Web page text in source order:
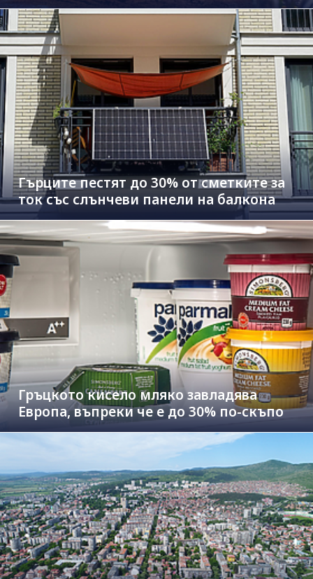
Гърците пестят до 30% от сметките за
ток със слънчеви панели на балкона
Гръцкото кисело мляко завладява
Европа, въпреки че е до 30% по-скъпо